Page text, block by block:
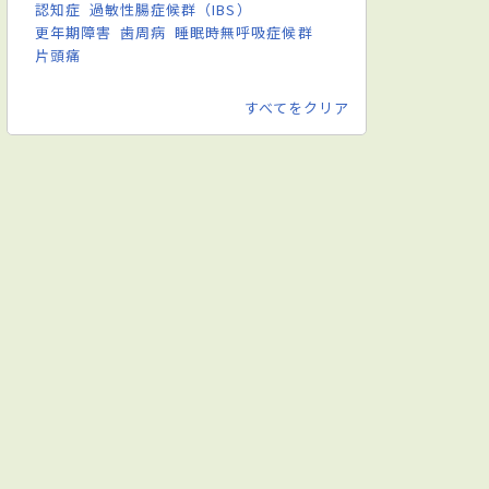
認知症 過敏性腸症候群（IBS）
更年期障害 歯周病 睡眠時無呼吸症候群
片頭痛
すべてをクリア